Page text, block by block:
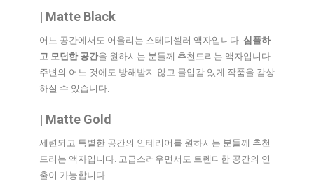
| Matte Black
어느 공간에서도 어울리는 스테디셀러 액자입니다. 심플하
고 모던한 공간을 원하시는 분들께 추천드리는 액자입니다.
주변의 어느 것에도 방해받지 않고 몰입감 있게 작품을 감상
하실 수 있습니다.
| Matte Gold
세련되고 특별한 공간의 인테리어를 원하시는 분들께 추천
드리는 액자입니다. 고급스러우면서도 트렌디한 공간의 연
출이 가능합니다.